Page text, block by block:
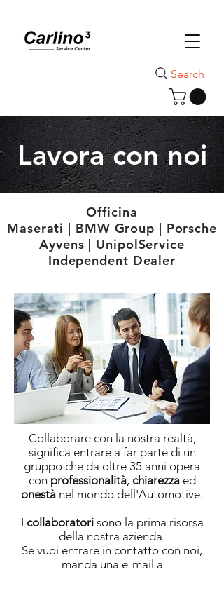
Search
Lavora con noi
Officina
Maserati | BMW Group | Porsche
Ayvens | UnipolService
Independent Dealer
Collaborare con la nostra realtà,
significa entrare a far parte di un
gruppo che da oltre 35 anni opera
con professionalità, chiarezzaed
onestà nel mondo dell'Automotive.
I collaboratorisono la prima risorsa
della nostra azienda.
Se vuoi entrare in contatto con noi,
manda una e-mail a